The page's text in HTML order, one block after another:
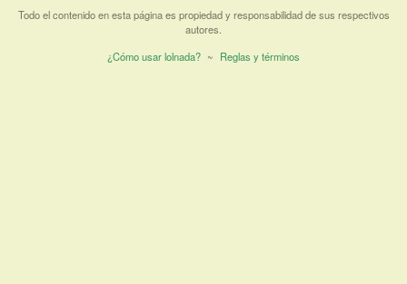
Todo el contenido en esta página es propiedad y responsabilidad de sus respectivos
autores.
¿Cómo usar lolnada? ~ Reglas y términos